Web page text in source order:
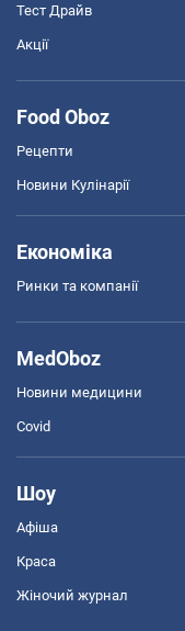
Тест Драйв
Акції
Food Oboz
Рецепти
Новини Кулінарії
Економіка
Ринки та компанії
MedOboz
Новини медицини
Covid
Шоу
Афіша
Краса
Жіночий журнал